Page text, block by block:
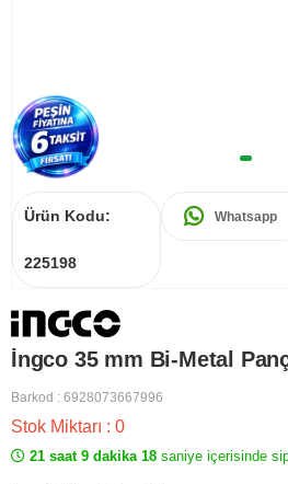
Ürün Kodu:
225198
Whatsapp
İngco 35 mm Bi-Metal
Barkod : 6928073667996
Stok Miktarı : 0
21 saat 9 dakika 18 saniye içerisinde